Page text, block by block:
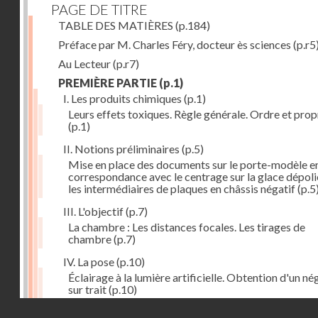
PAGE DE TITRE
TABLE DES MATIÈRES (p.184)
Préface par M. Charles Féry, docteur ès sciences
Au Lecteur(p.r7)
PREMIÈRE PARTIE (p.1)
I. Les produits chimiques (p.1)
Leurs effets toxiques. Règle générale. Ordre et
(p.1)
II. Notions préliminaires (p.5)
Mise en place des documents sur le porte-modèle
correspondance avec le centrage sur la glace
les intermédiaires de plaques en châssis négatif
III. L'objectif(p.7)
La chambre : Les distances focales. Les tirages de
chambre(p.7)
IV. La pose(p.10)
Éclairage à la lumière artificielle. Obtention d'un
sur trait(p.10)